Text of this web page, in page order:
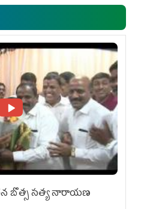
బొత్స సత్య నారాయణ